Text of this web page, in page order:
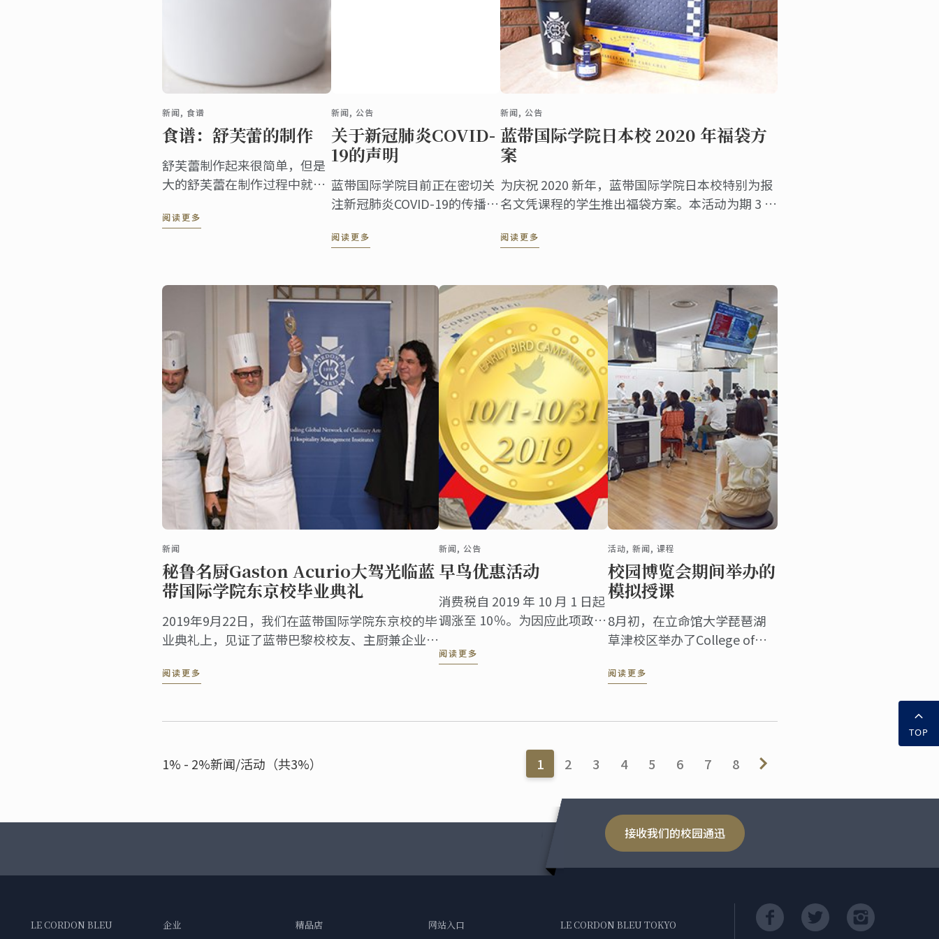
新闻, 食谱
食谱：舒芙蕾的制作
舒芙蕾制作起来很简单，但是
大的舒芙蕾在制作过程中就较
份的小模具在这里就会非常实
阅读更多
新闻, 公告
关于新冠肺炎COVID-
19的声明
蓝带国际学院目前正在密切关
注新冠肺炎COVID-19的传播情
效措施来预防病毒的感染。
阅读更多
新闻, 公告
蓝带国际学院日本校 2020 年福袋方
案
为庆祝 2020 新年，蓝带国际学院日本校特别为报
名文凭课程的学生推出福袋方案。本活动为期 3 个
阅读更多
新闻
秘鲁名厨Gaston Acurio大驾光临蓝
带国际学院东京校毕业典礼
2019年9月22日，我们在蓝带国际学院东京校的毕
业典礼上，见证了蓝带巴黎校校友、主厨兼企业家
阅读更多
新闻, 公告
早鸟优惠活动
消费税自 2019 年 10 月 1 日起
调涨至 10％。为因应此项政
月起修订学费金额。本校特别
阅读更多
活动, 新闻, 课程
校园博览会期间举办的
模拟授课
8月初，在立命馆大学琵琶湖
草津校区举办了College of
校园博览会。此校园博览会共
的准考生和家长一同观摩授课
阅读更多
1% - 2%新闻/活动（共3%） 1 2 3 4 5 6 7 8
接收我们的校园通迅
TOP
LE CORDON BLEU 企业 精品店 网站入口 LE CORDON BLEU TOKYO